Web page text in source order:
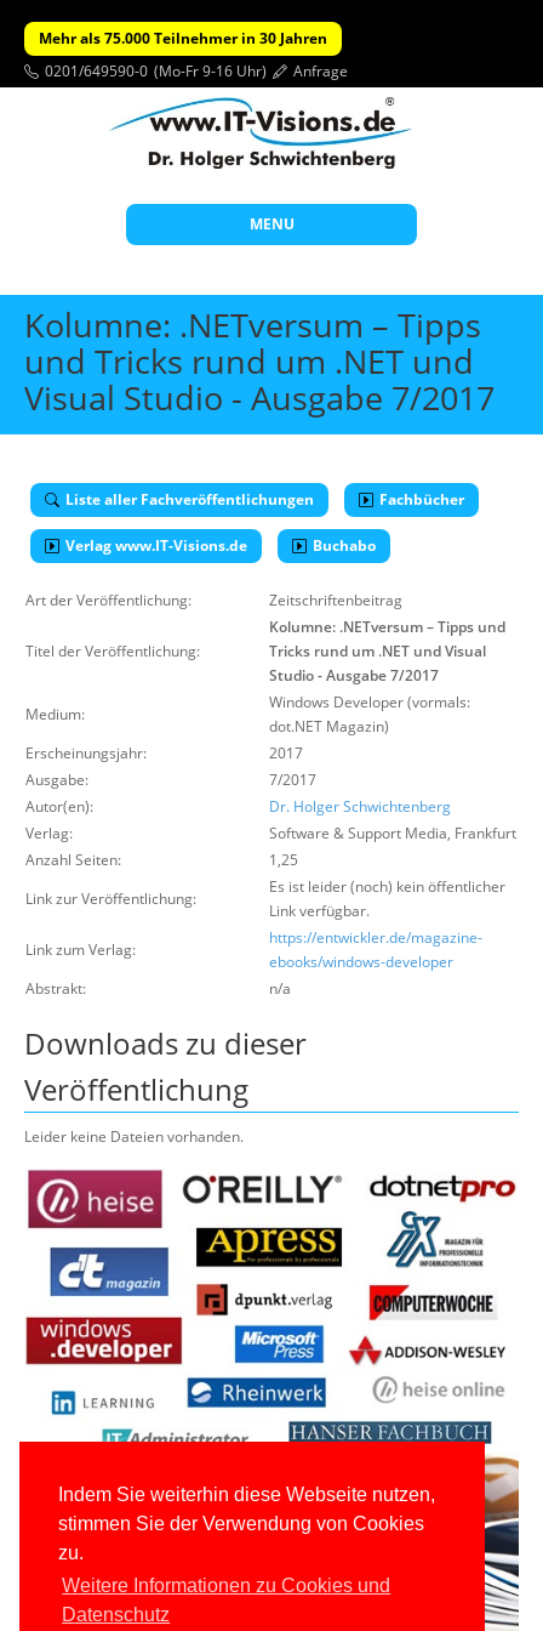
Indem Sie weiterhin diese Webseite nutzen,
stimmen Sie der Verwendung von Cookies
zu.
Weitere Informationen zu Cookies und
Datenschutz
Mehr als 75.000 Teilnehmer in 30 Jahren
0201/649590-0 (Mo-Fr 9-16 Uhr) Anfrage
MENU
Start
Themen
Beratung
Wissen
Über uns
Suche
Kolumne: .NETversum – Tipps
und Tricks rund um .NET und
Visual Studio - Ausgabe 7/2017
Liste aller Fachveröffentlichungen Fachbücher
Verlag www.IT-Visions.de Buchabo
Art der Veröffentlichung: Zeitschriftenbeitrag
Titel der Veröffentlichung:
Kolumne: .NETversum – Tipps und
Tricks rund um .NET und Visual
Studio - Ausgabe 7/2017
Medium:
Windows Developer (vormals:
dot.NET Magazin)
Erscheinungsjahr:
2017
Ausgabe:
7/2017
Autor(en):
Dr. Holger Schwichtenberg
Verlag:
Software & Support Media, Frankfurt
Anzahl Seiten:
1,25
Link zur Veröffentlichung:
Es ist leider (noch) kein öffentlicher
Link verfügbar.
Link zum Verlag:
https://entwickler.de/magazine-
ebooks/windows-developer
Abstrakt:
n/a
Downloads zu dieser
Veröffentlichung
Leider keine Dateien vorhanden.